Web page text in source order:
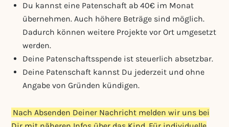
Du kannst eine Patenschaft ab 40€ im Monat
übernehmen. Auch höhere Beträge sind möglich.
Dadurch können weitere Projekte vor Ort umgesetzt
werden.
Deine Patenschaftsspende ist steuerlich absetzbar.
Deine Patenschaft kannst Du jederzeit und ohne
Angabe von Gründen kündigen.
Nach Absenden Deiner Nachricht melden wir uns bei